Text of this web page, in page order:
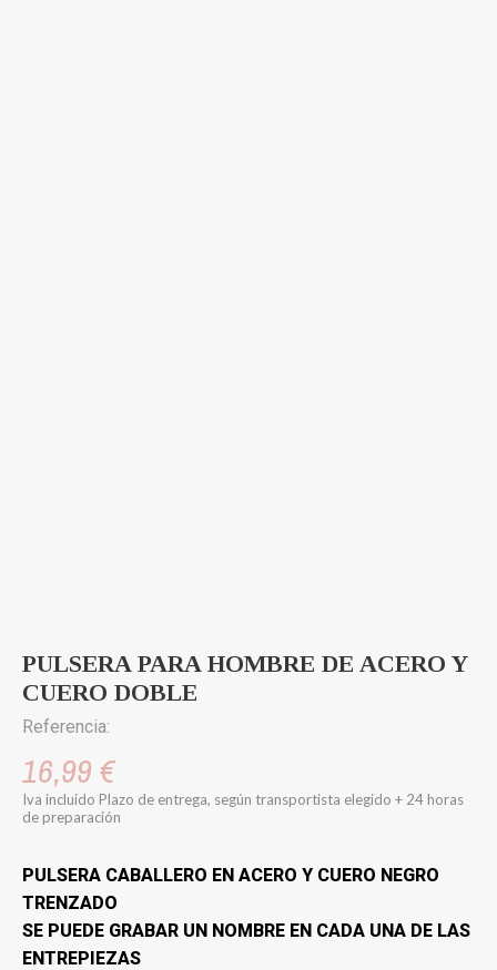
PULSERA PARA HOMBRE DE ACERO Y
CUERO DOBLE
Referencia:
16,99 €
Iva incluido Plazo de entrega, según transportista elegido + 24 horas
de preparación
PULSERA CABALLERO EN ACERO Y CUERO NEGRO
TRENZADO
SE PUEDE GRABAR UN NOMBRE EN CADA UNA DE LAS
ENTREPIEZAS